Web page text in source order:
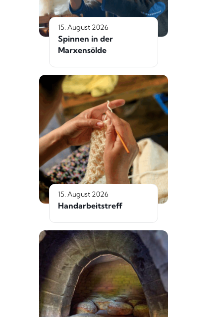
15. August 2026
Spinnen in der
Marxensölde
15. August 2026
Handarbeitstreff